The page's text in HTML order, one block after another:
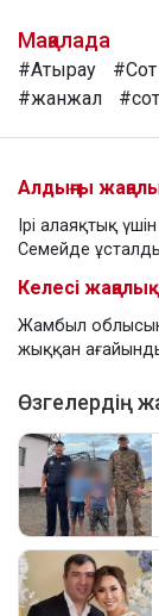
Мақалада
#Атырау
#жанжал
Алдыңғы
Ірі алаяқтық
Семейде
Келесі жаңалық
Жамбыл
жыққан